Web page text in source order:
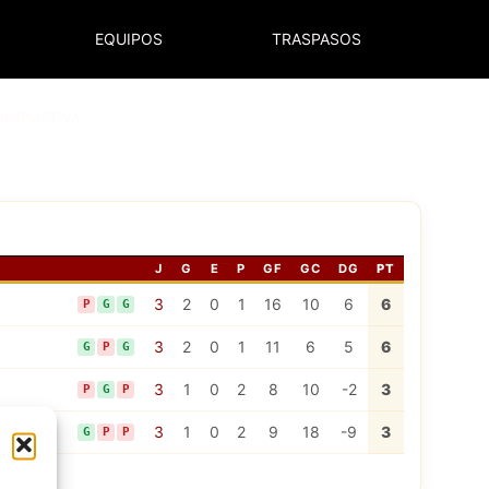
EQUIPOS TRASPASOS
J G E P GF GC DG PT
P G G 3 2 0 1 16 10 6 6
G P G 3 2 0 1 11 6 5 6
P G P 3 1 0 2 8 10 -2 3
G P P 3 1 0 2 9 18 -9 3